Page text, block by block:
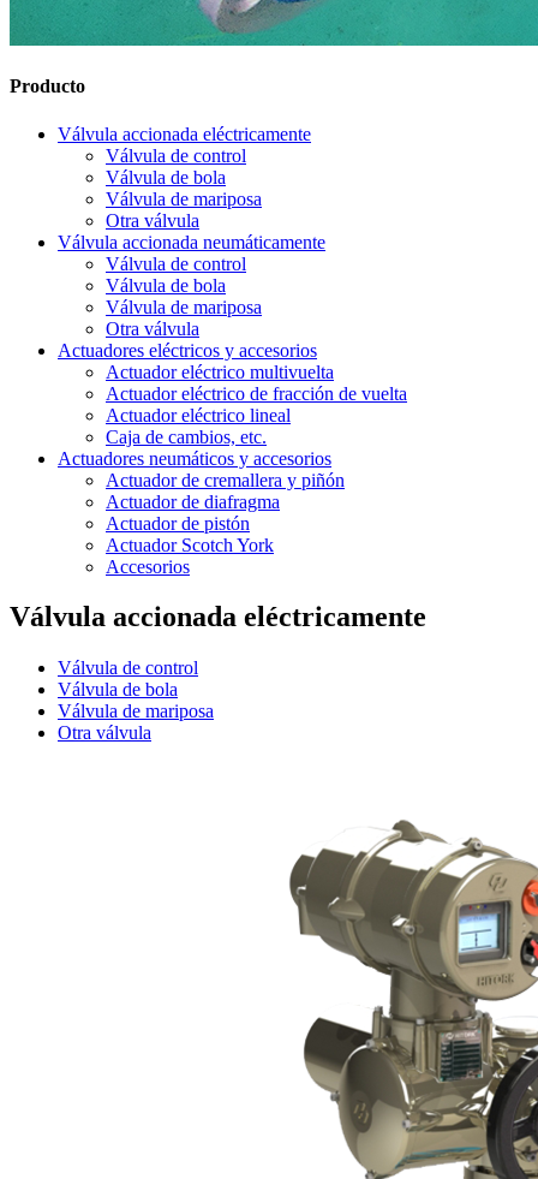
Producto
Válvula accionada eléctricamente
Válvula de control
Válvula de bola
Válvula de mariposa
Otra válvula
Válvula accionada neumáticamente
Válvula de control
Válvula de bola
Válvula de mariposa
Otra válvula
Actuadores eléctricos y accesorios
Actuador eléctrico multivuelta
Actuador eléctrico de fracción de vuelta
Actuador eléctrico lineal
Caja de cambios, etc.
Actuadores neumáticos y accesorios
Actuador de cremallera y piñón
Actuador de diafragma
Actuador de pistón
Actuador Scotch York
Accesorios
Válvula accionada eléctricamente
Válvula de control
Válvula de bola
Válvula de mariposa
Otra válvula